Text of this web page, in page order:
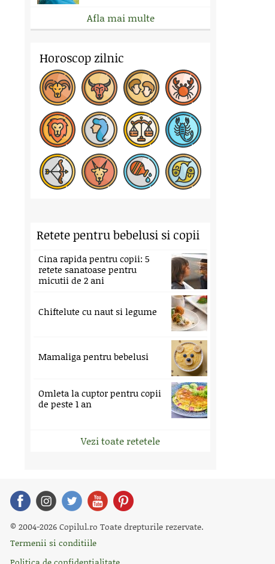
Afla mai multe
Horoscop zilnic
Retete pentru bebelusi si copii
Cina rapida pentru copii: 5
retete sanatoase pentru
micutii de 2 ani
Chiftelute cu naut si legume
Mamaliga pentru bebelusi
Omleta la cuptor pentru copii
de peste 1 an
Vezi toate retetele
© 2004-2026 Copilul.ro Toate drepturile rezervate.
Termenii si conditiile